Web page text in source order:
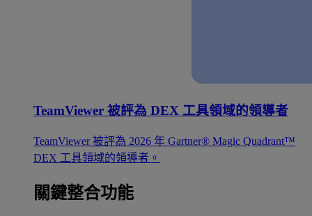
TeamViewer 被評為 DEX 工具領域的領導者
TeamViewer 被評為 2026 年 Gartner® Magic Quadrant™
DEX 工具領域的領導者。
關鍵整合功能